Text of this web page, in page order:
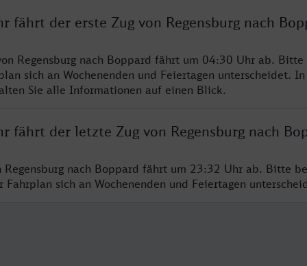
fährt der erste Zug von Regensburg nach
Regensburg nach Boppard fährt um 04:30 Uhr ab. Bitte
sich an Wochenenden und Feiertagen unterscheidet.
Sie alle Informationen auf einen Blick.
fährt der letzte Zug von Regensburg nach
Regensburg nach Boppard fährt um 23:32 Uhr ab. Bitte
Fahrplan sich an Wochenenden und Feiertagen